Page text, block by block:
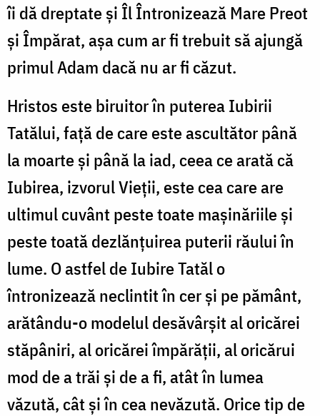
îi dă dreptate și Îl Întronizează Mare Preot
și Împărat, așa cum ar fi trebuit să ajungă
primul Adam dacă nu ar fi căzut.
Hristos este biruitor în puterea Iubirii
Tatălui, față de care este ascultător până
la moarte și până la iad, ceea ce arată că
Iubirea, izvorul Vieții, este cea care are
ultimul cuvânt peste toate mașinăriile și
peste toată dezlănțuirea puterii răului în
lume. O astfel de Iubire Tatăl o
întronizează neclintit în cer și pe pământ,
arătându-o modelul desăvârșit al oricărei
stăpâniri, al oricărei împărății, al oricărui
mod de a trăi și de a fi, atât în lumea
văzută, cât și în cea nevăzută. Orice tip de